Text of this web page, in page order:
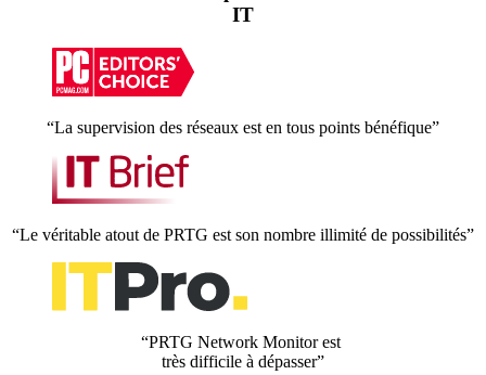
IT
“La supervision des réseaux est en tous points bénéfique”
“Le véritable atout de PRTG est son nombre illimité de possibilités”
“PRTG Network Monitor est
très difficile à dépasser”